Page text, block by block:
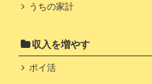
うちの家計
収入を増やす
ポイ活